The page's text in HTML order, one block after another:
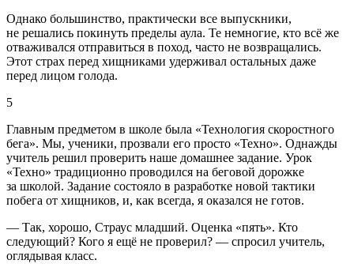
Однако большинство, практически все выпускники,
не решались покинуть пределы аула. Те немногие, кто всё же
отваживался отправиться в поход, часто не возвращались.
Этот страх перед хищниками удерживал остальных даже
перед лицом голода.
5
Главным предметом в школе была «Технология скоростного
бега». Мы, ученики, прозвали его просто «Техно». Однажды
учитель решил проверить наше домашнее задание. Урок
«Техно» традиционно проводился на беговой дорожке
за школой. Задание состояло в разработке новой тактики
побега от хищников, и, как всегда, я оказался не готов.
— Так, хорошо, Страус младший. Оценка «пять». Кто
следующий? Кого я ещё не проверил? — спросил учитель,
оглядывая класс.